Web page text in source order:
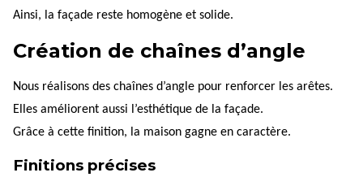
Ainsi, la façade reste homogène et solide.
Création de chaînes d’angle
Nous réalisons des chaînes d’angle pour renforcer les arêtes.
Elles améliorent aussi l’esthétique de la façade.
Grâce à cette finition, la maison gagne en caractère.
Finitions précises